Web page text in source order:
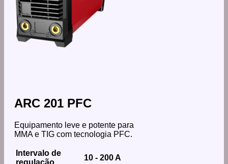
ARC 201 PFC
Equipamento leve e potente para
MMA e TIG com tecnologia PFC.
Intervalo de
regulação
10 - 200 A